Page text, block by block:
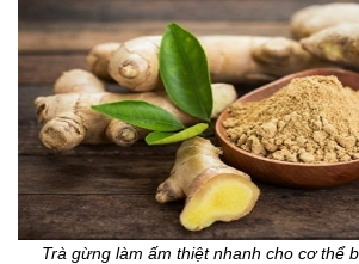
Trà gừng làm ấm thiệt nhanh cho cơ thể